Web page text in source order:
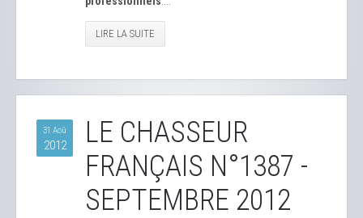
LIRE LA SUITE
31 Aoû
2012
LE CHASSEUR
FRANÇAIS N°1387 -
SEPTEMBRE 2012